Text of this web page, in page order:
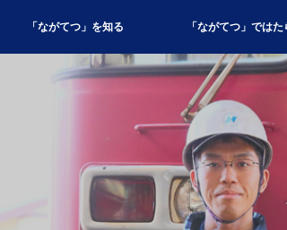
「ながてつ」を知る 「ながてつ」ではた